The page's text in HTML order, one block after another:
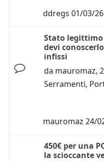
ddregs 01/03/
Stato
devi
infissi
da mauromaz,
Serramenti,
mauromaz 24/
450€ per una
la scioccante